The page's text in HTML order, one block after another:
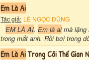
Em Là Ai
Tác giả: LÊ NGỌC DŨNG
EM LÀ AI. Em là aimà lặng
trong mắt anh. Rồi bơi trong
Em Là AiTrong Cõi Thế Gian